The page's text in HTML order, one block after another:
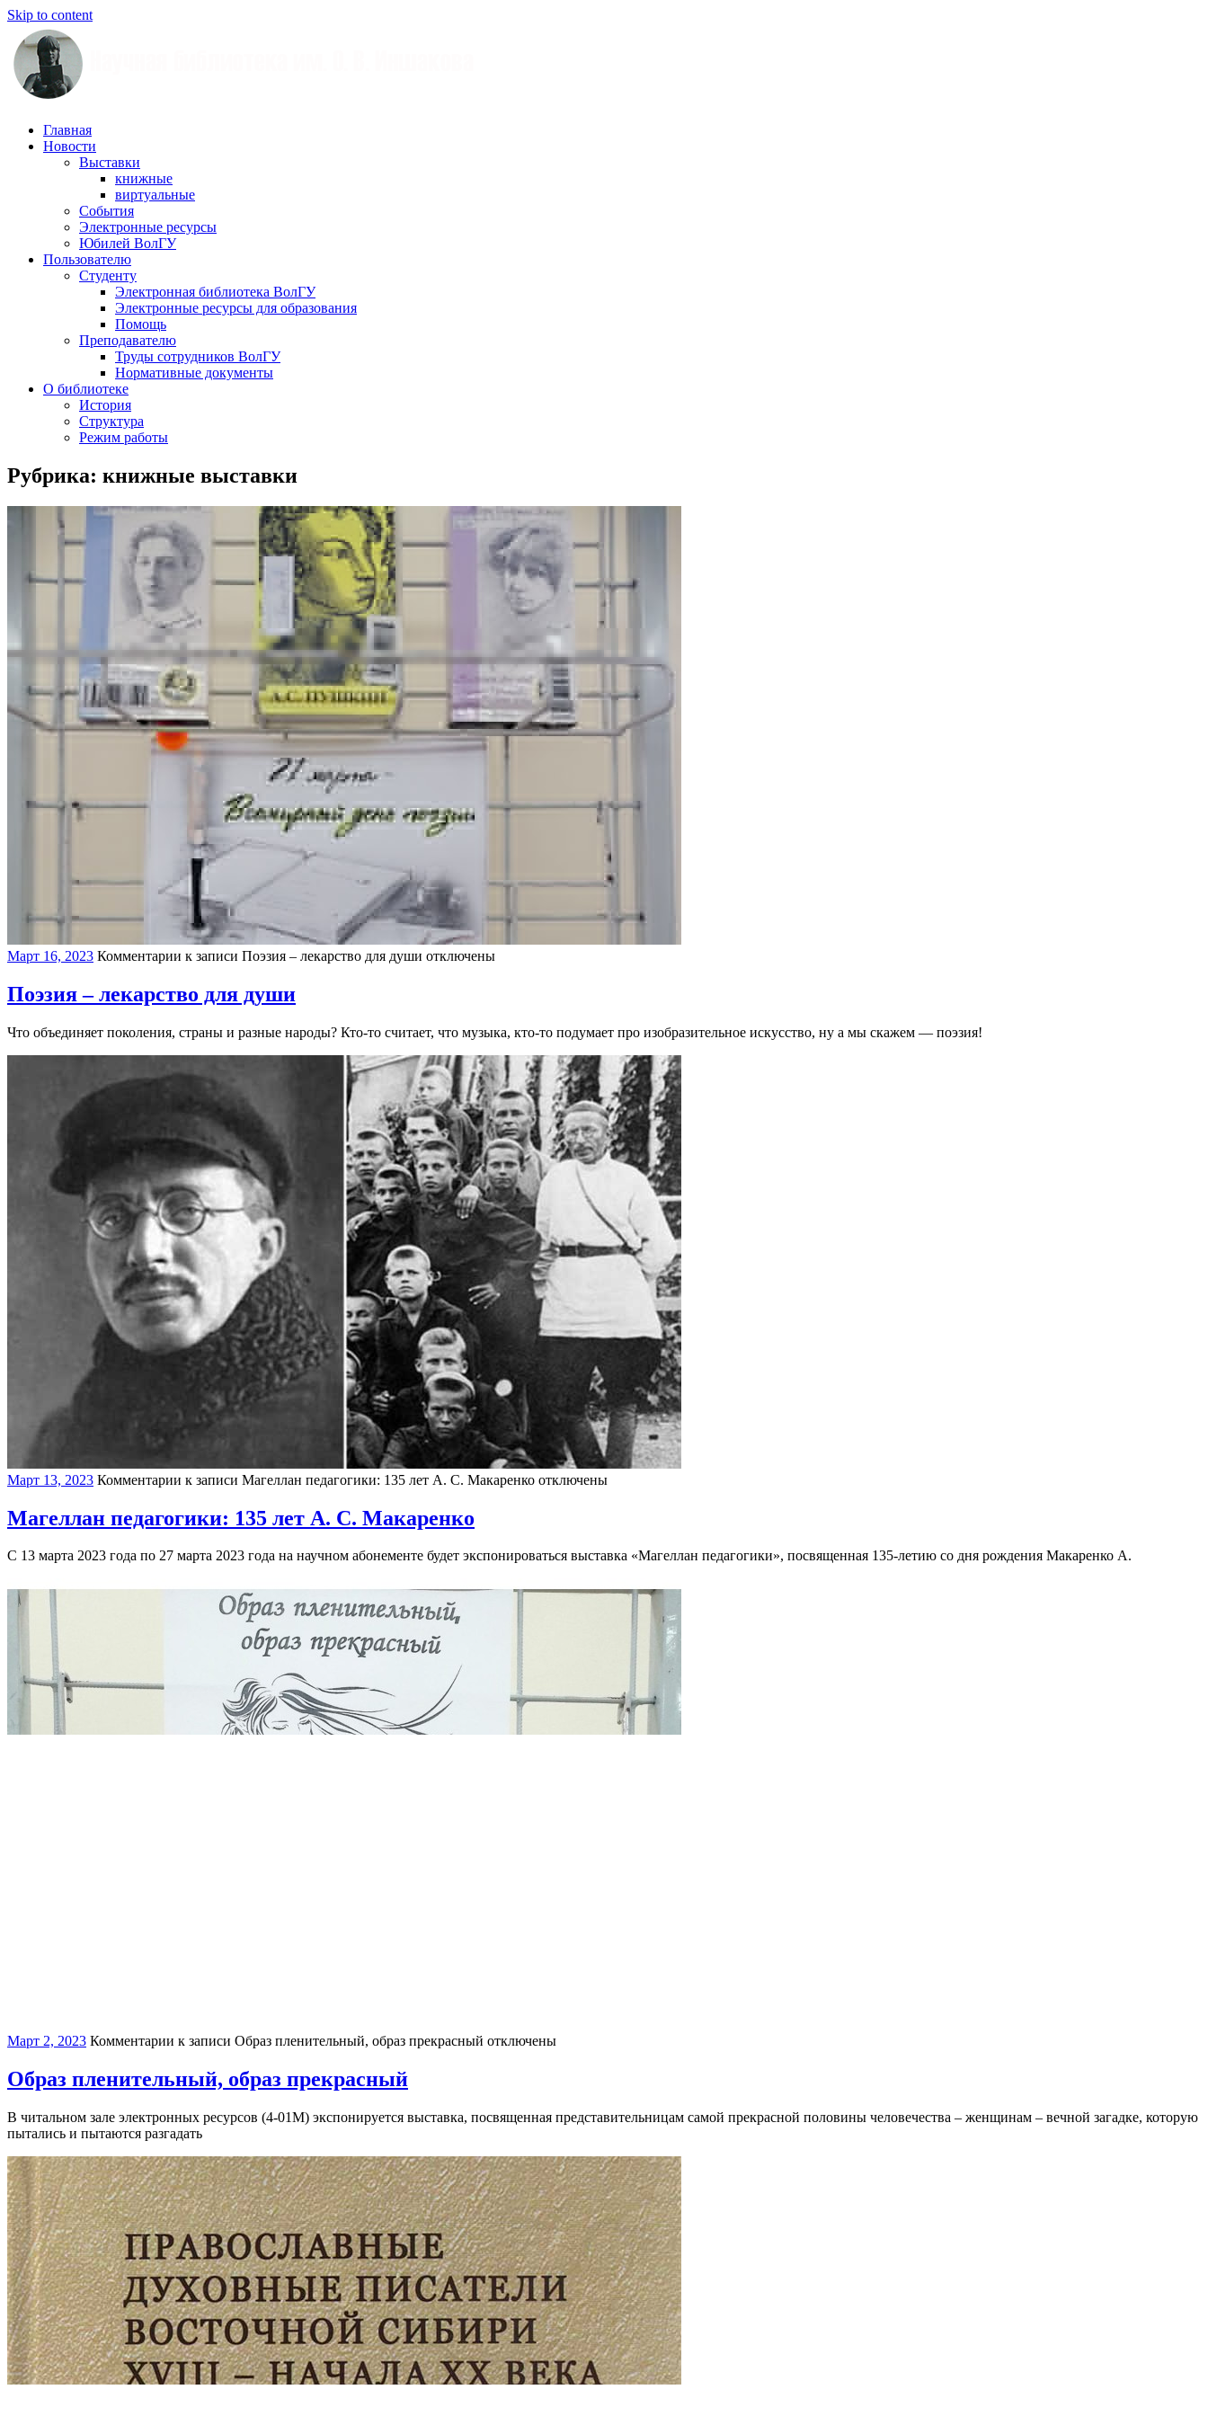
Skip to content
Научная
библиотека
Иншакова
Главная
Новости
Выставки
книжные
виртуальные
События
Электронные ресурсы
Юбилей ВолГУ
Пользователю
Студенту
Электронная библиотека ВолГУ
Электронные ресурсы для образования
Помощь
Преподавателю
Труды сотрудников ВолГУ
Нормативные документы
О библиотеке
История
Структура
Режим работы
Рубрика: книжные выставки
Март 16, 2023 Комментарии к записи Поэзия – лекарство для души отключены
Поэзия – лекарство для души
Что объединяет поколения, страны и разные народы? Кто-то считает, что музыка, кто-то подумает про изобразительное искусство, ну а мы скажем — поэзия!
Март 13, 2023 Комментарии к записи Магеллан педагогики: 135 лет А. С. Макаренко отключены
Магеллан педагогики: 135 лет А. С. Макаренко
С 13 марта 2023 года по 27 марта 2023 года на научном абонементе будет экспонироваться выставка «Магеллан педагогики», посвященная 135-летию со дня рождения Макаренко А.
Март 2, 2023 Комментарии к записи Образ пленительный, образ прекрасный отключены
Образ пленительный, образ прекрасный
В читальном зале электронных ресурсов (4-01М) экспонируется выставка, посвященная представительницам самой прекрасной половины человечества – женщинам – вечной загадке, которую
пытались и пытаются разгадать